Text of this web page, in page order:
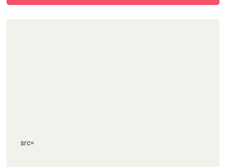
src=